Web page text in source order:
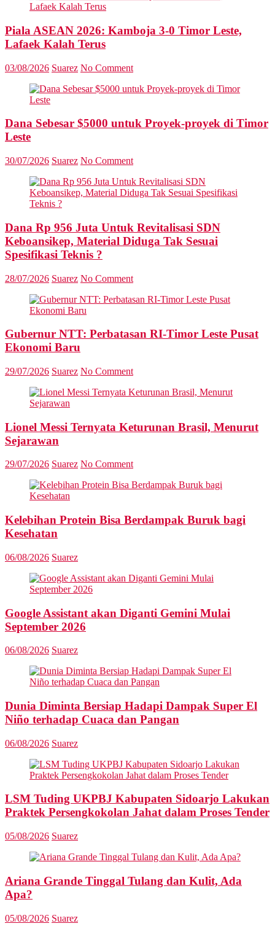
Piala ASEAN 2026: Kamboja 3-0 Timor Leste,
Lafaek Kalah Terus
03/08/2026 Suarez No Comment
Dana Sebesar $5000 untuk Proyek-proyek di Timor
Leste
30/07/2026 Suarez No Comment
Dana Rp 956 Juta Untuk Revitalisasi SDN
Keboansikep, Material Diduga Tak Sesuai
Spesifikasi Teknis ?
28/07/2026 Suarez No Comment
Gubernur NTT: Perbatasan RI-Timor Leste Pusat
Ekonomi Baru
29/07/2026 Suarez No Comment
Lionel Messi Ternyata Keturunan Brasil, Menurut
Sejarawan
29/07/2026 Suarez No Comment
Kelebihan Protein Bisa Berdampak Buruk bagi
Kesehatan
06/08/2026 Suarez
Google Assistant akan Diganti Gemini Mulai
September 2026
06/08/2026 Suarez
Dunia Diminta Bersiap Hadapi Dampak Super El
Niño terhadap Cuaca dan Pangan
06/08/2026 Suarez
LSM Tuding UKPBJ Kabupaten Sidoarjo Lakukan
Praktek Persengkokolan Jahat dalam Proses Tender
05/08/2026 Suarez
Ariana Grande Tinggal Tulang dan Kulit, Ada
Apa?
05/08/2026 Suarez